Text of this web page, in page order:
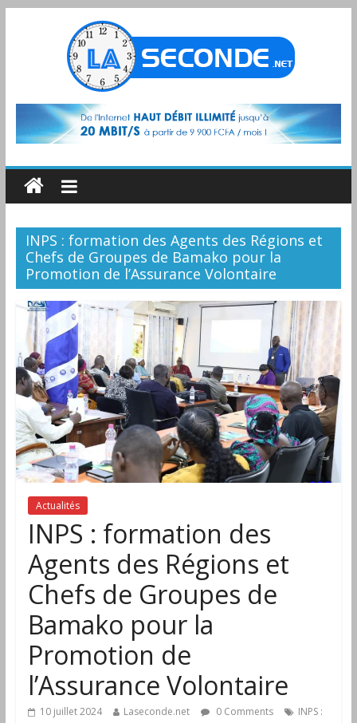
INPS : formation des Agents des Régions et
Chefs de Groupes de Bamako pour la
Promotion de l’Assurance Volontaire
Actualités
INPS : formation des
Agents des Régions et
Chefs de Groupes de
Bamako pour la
Promotion de
l’Assurance Volontaire
10 juillet 2024 Laseconde.net 0 Comments
INPS :